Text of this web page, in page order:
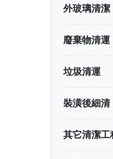
外玻璃清潔
廢棄物清運
垃圾清運
裝潢後細清
其它清潔工